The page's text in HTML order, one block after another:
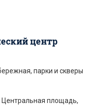
центр
парки и скверы
площадь,